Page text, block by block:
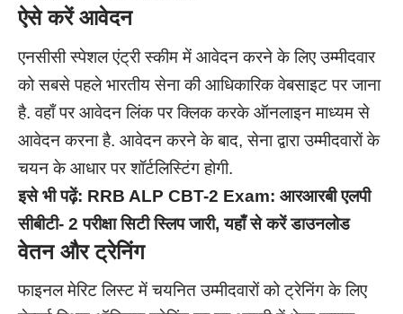
ऐसे करें आवेदन
एनसीसी स्पेशल एंट्री स्कीम में आवेदन करने के लिए उम्मीदवार
को सबसे पहले भारतीय सेना की आधिकारिक वेबसाइट पर जाना
है. वहाँ पर आवेदन लिंक पर क्लिक करके ऑनलाइन माध्यम से
आवेदन करना है. आवेदन करने के बाद, सेना द्वारा उम्मीदवारों के
चयन के आधार पर शॉर्टलिस्टिंग होगी.
इसे भी पढ़ें: RRB ALP CBT-2 Exam: आरआरबी एलपी
सीबीटी- 2 परीक्षा सिटी स्लिप जारी, यहाँ से करें डाउनलोड
वेतन और ट्रेनिंग
फाइनल मेरिट लिस्ट में चयनित उम्मीदवारों को ट्रेनिंग के लिए